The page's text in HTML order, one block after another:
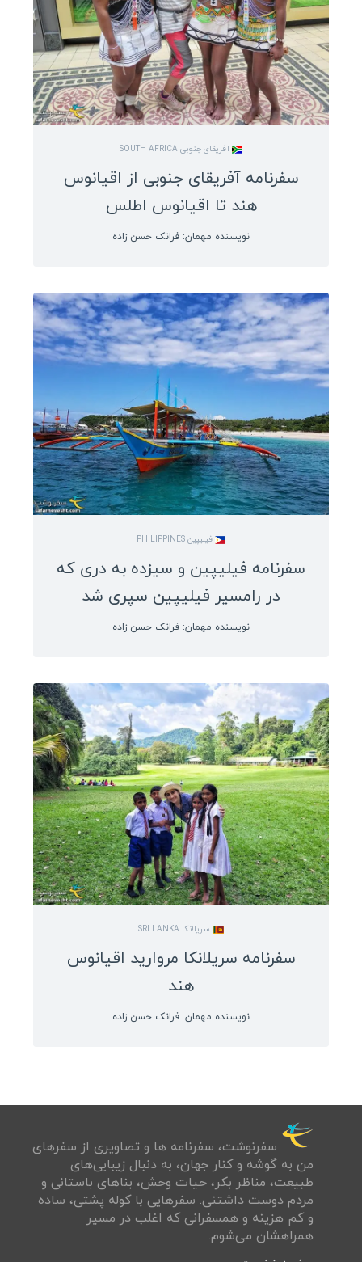
آفریقای جنوبی SOUTH AFRICA
سفرنامه آفریقای جنوبی از اقیانوس
هند تا اقیانوس اطلس
نویسنده مهمان: فرانک حسن زاده
فیلیپین PHILIPPINES
سفرنامه فیلیپین و سیزده به دری که
در رامسیر فیلیپین سپری شد
نویسنده مهمان: فرانک حسن زاده
سریلانکا SRI LANKA
سفرنامه سریلانکا مروارید اقیانوس
هند
نویسنده مهمان: فرانک حسن زاده
سفرنوشت‌، سفرنامه ها و تصاويری از سفرهای
من به گوشه و كنار جهان، به دنبال زيبايی‌های
طبيعت، مناظر بكر، حيات وحش، بناهای باستانی و
مردم دوست داشتنی. سفرهايی با کوله پشتی، ساده
و كم هزينه و همسفرانی كه اغلب در مسير
همراهشان می‌شوم.